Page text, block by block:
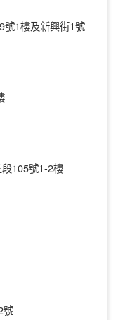
號1樓及新興街1號
105號1-2樓
號